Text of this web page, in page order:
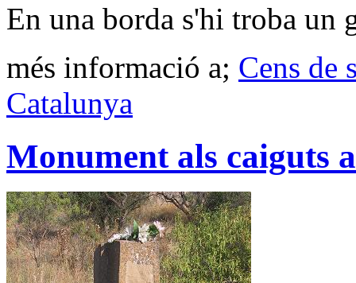
En una borda s'hi troba un
més informació a; Cens de
Catalunya
Monument als caiguts